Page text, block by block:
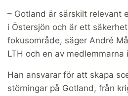
– Gotland är särskilt relevant
i Östersjön och är ett
fokusområde, säger André
LTH och en av medlemmarna
Han ansvarar för att skapa
störningar på Gotland, från